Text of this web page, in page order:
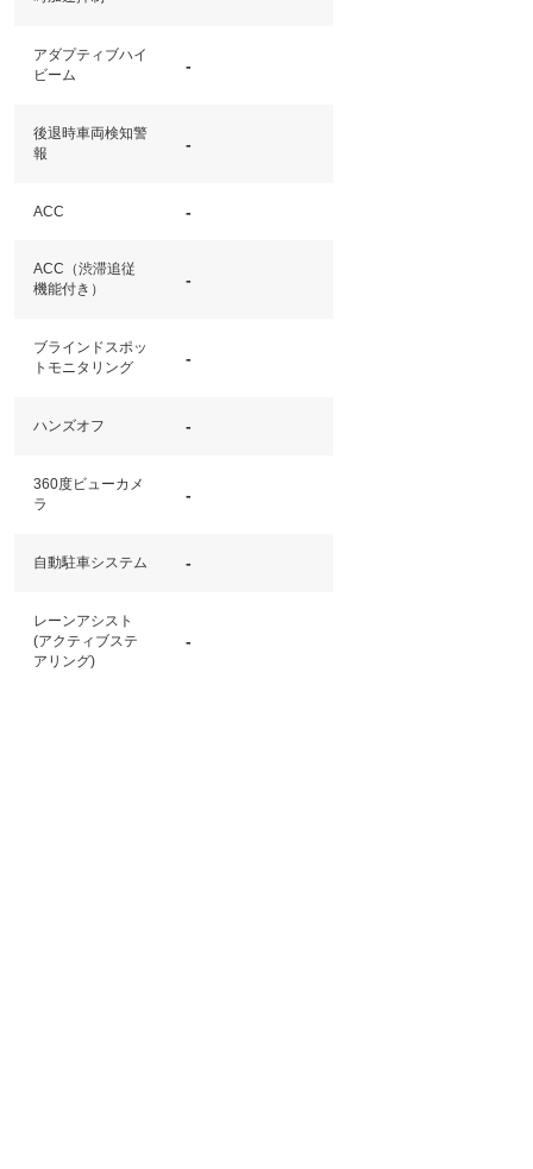
アダプティブハイ
ビーム
-
後退時車両検知警
報
-
ACC -
ACC（渋滞追従
機能付き）
-
ブラインドスポッ
トモニタリング
-
ハンズオフ -
360度ビューカメ
ラ
-
自動駐車システム -
レーンアシスト
(アクティブステ
アリング)
-